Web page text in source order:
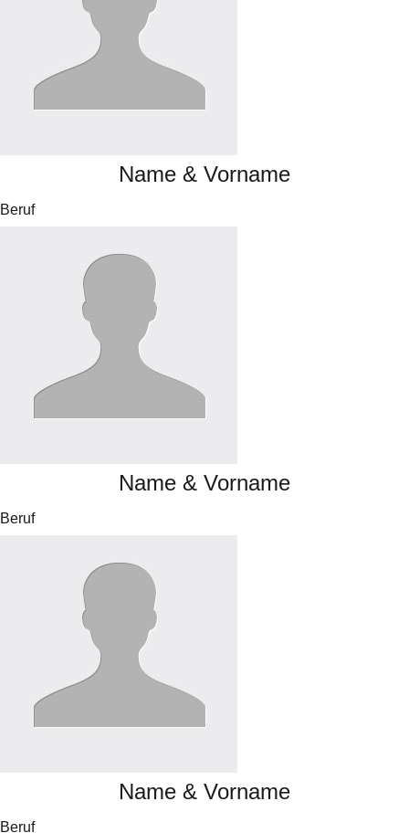
Name & Vorname
Beruf
Name & Vorname
Beruf
Name & Vorname
Beruf